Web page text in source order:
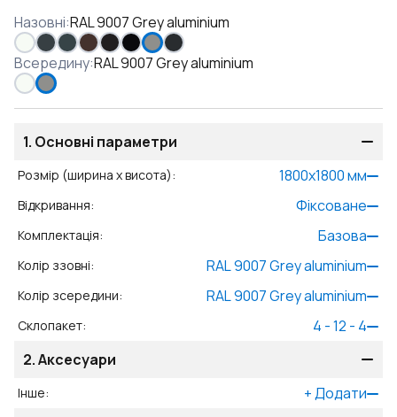
Назовні:RAL 9007 Grey aluminium
Всередину:RAL 9007 Grey aluminium
1. Основні параметри
Розмір (ширина x висота): 1800x1800мм
Відкривання: Фіксоване
Комплектація: Базова
Колір ззовні: RAL 9007 Grey aluminium
Колір зсередини: RAL 9007 Grey aluminium
Склопакет:
4 - 12 - 4
2.Аксесуари
Інше: +Додати